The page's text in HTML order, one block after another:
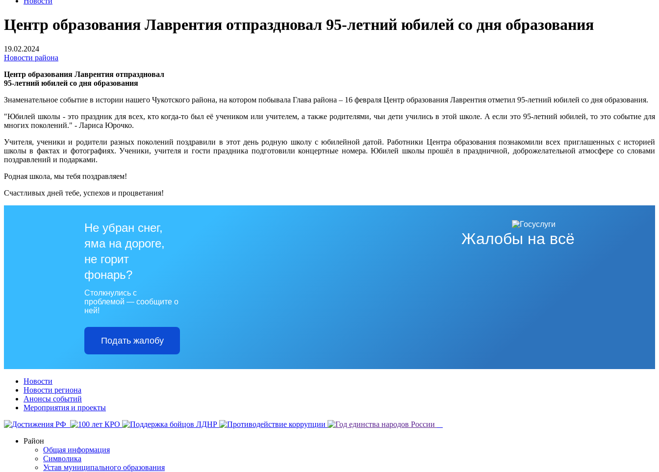
Центр образования Лаврентия отпраздновал 95-летний юбилей со дня образования
19.02.2024
Новости района
Центр образования Лаврентия отпраздновал
95-летний юбилей со дня образования
Знаменательное событие в истории нашего Чукотского района, на котором побывала Глава района – 16 февраля Центр образования Лаврентия отметил 95-летний юбилей со дня образования.
"Юбилей школы - это праздник для всех, кто когда-то был её учеником или учителем, а также родителями, чьи дети учились в этой школе. А если это 95-летний юбилей, то это событие для
многих поколений." - Лариса Юрочко.
Учителя, ученики и родители разных поколений поздравили в этот день родную школу с юбилейной датой. Работники Центра образования познакомили всех приглашенных с историей
школы в фактах и фотографиях. Ученики, учителя и гости праздника подготовили концертные номера. Юбилей школы прошёл в праздничной, доброжелательной атмосфере со словами
поздравлений и подарками.
Родная школа, мы тебя поздравляем!
Счастливых дней тебе, успехов и процветания!
Жалобы на всё
Не убран снег,
яма на дороге,
не горит
фонарь?
Столкнулись с
проблемой — сообщите о
ней!
Подать жалобу
Новости
Новости региона
Анонсы событий
Мероприятия и проекты
Район
Общая информация
Символика
Устав муниципального образования